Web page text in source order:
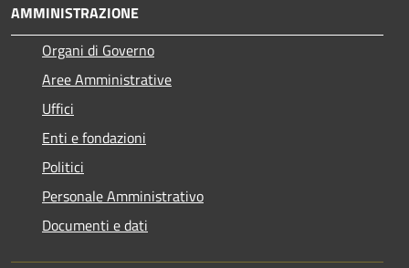
AMMINISTRAZIONE
Organi di Governo
Aree Amministrative
Uffici
Enti e fondazioni
Politici
Personale Amministrativo
Documenti e dati